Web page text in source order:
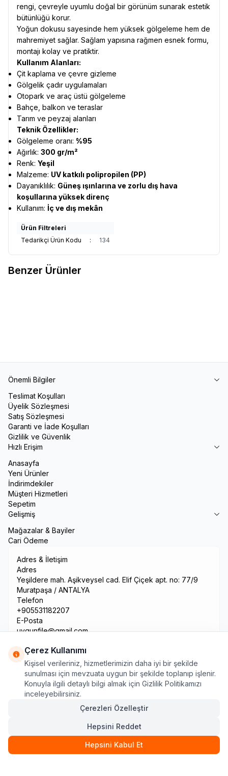
rengi, çevreyle uyumlu doğal bir görünüm sunarak estetik
bütünlüğü korur.
Yoğun dokusu sayesinde hem yüksek gölgeleme hem de
mahremiyet sağlar. Sağlam yapısına rağmen esnek formu,
montajı kolay ve pratiktir.
Kullanım Alanları:
Çit kaplama ve çevre gizleme
Gölgelik çadır uygulamaları
Otopark ve araç üstü gölgeleme
Bahçe, balkon ve teraslar
Tarım ve peyzaj alanları
Teknik Özellikler:
Gölgeleme oranı: %95
Ağırlık: 300 gr/m²
Renk: Yeşil
Malzeme: UV katkılı polipropilen (PP)
Dayanıklılık: Güneş ışınlarına ve zorlu dış hava
koşullarına yüksek direnç
Kullanım: İç ve dış mekân
Ürün Filtreleri
Tedarikçi Ürün Kodu
: 134
Benzer Ürünler
Önemli Bilgiler
Teslimat Koşulları
Üyelik Sözleşmesi
Satış Sözleşmesi
Garanti ve İade Koşulları
Gizlilik ve Güvenlik
Hızlı Erişim
Anasayfa
Yeni Ürünler
İndirimdekiler
Müşteri Hizmetleri
Sepetim
Gelişmiş
Mağazalar & Bayiler
Cari Ödeme
Adres & İletişim
Adres
Yeşildere mah. Aşikveysel cad. Elif Çiçek apt. no: 77/9
Muratpaşa / ANTALYA
Telefon
+905531182207
E-Posta
uygunfile@gmail.com
© 2026 Tüm hakları saklıdır.
Çerez Kullanımı
Kişisel verileriniz, hizmetlerimizin daha iyi bir şekilde
sunulması için mevzuata uygun bir şekilde toplanıp işlenir.
Konuyla ilgili detaylı bilgi almak için Gizlilik Politikamızı
inceleyebilirsiniz.
Çerezleri Özelleştir
Hepsini Reddet
Hepsini Kabul Et